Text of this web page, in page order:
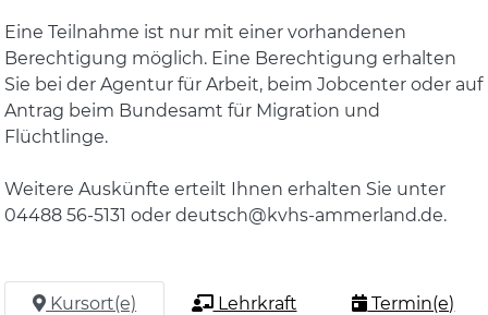
Eine Teilnahme ist nur mit einer vorhandenen
Berechtigung möglich. Eine Berechtigung erhalten
Sie bei der Agentur für Arbeit, beim Jobcenter oder auf
Antrag beim Bundesamt für Migration und
Flüchtlinge.
Weitere Auskünfte erteilt Ihnen erhalten Sie unter
04488 56-5131 oder deutsch@kvhs-ammerland.de.
Kursort(e) Lehrkraft Termin(e)